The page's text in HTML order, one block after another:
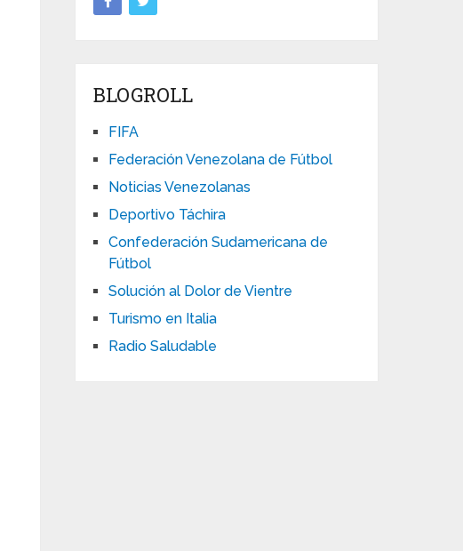
BLOGROLL
FIFA
Federación Venezolana de Fútbol
Noticias Venezolanas
Deportivo Táchira
Confederación Sudamericana de
Fútbol
Solución al Dolor de Vientre
Turismo en Italia
Radio Saludable